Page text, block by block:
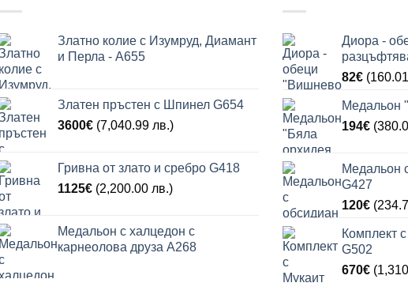
Златно колие с Изумруд, Диамант
и Перла - A655
Златен пръстен с Шпинел G654
3600€ (7,040.99 лв.)
Гривна от злато и сребро G418
1125€ (2,200.00 лв.)
Медальон с халцедон с
карнеолова друза A268
Диора -
82€
Медальон
194€
Медальон
G427
120€
Комплект
G502
670€